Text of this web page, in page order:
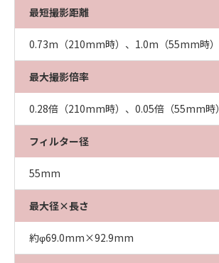
最短撮影距離
0.73m（210mm時）、1.0m（55mm時）
最大撮影倍率
0.28倍（210mm時）、0.05倍（55mm時）
フィルター径
55mm
最大径×長さ
約φ69.0mm×92.9mm